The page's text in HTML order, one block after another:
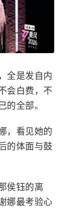
全是发自内
会白费，不
的全部。
，看见她的
的体面与鼓
侯钰的离
娜最考验心